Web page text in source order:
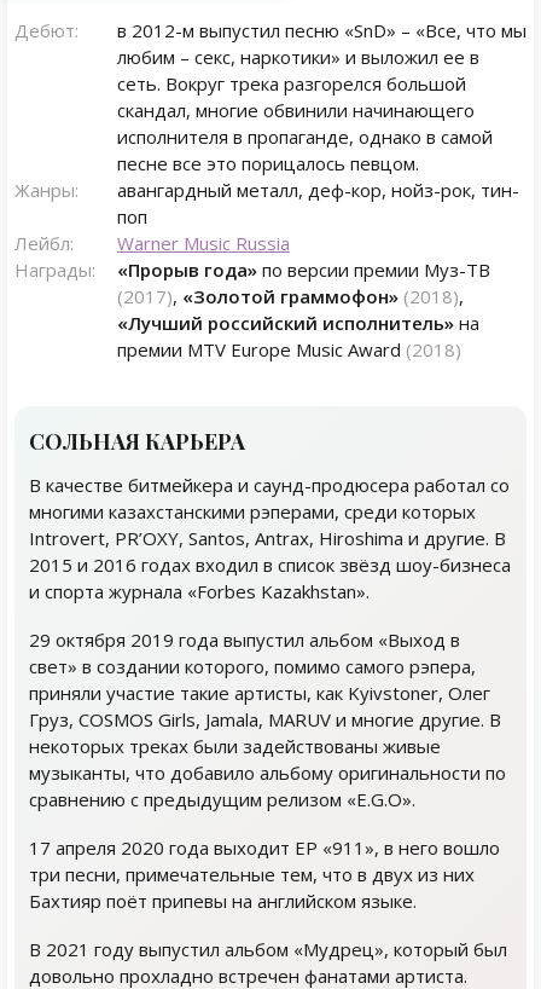
Дебют:
в 2012-м выпустил песню «SnD» – «Все, что мы
любим – секс, наркотики» и выложил ее в
сеть. Вокруг трека разгорелся большой
скандал, многие обвинили начинающего
исполнителя в пропаганде, однако в самой
песне все это порицалось певцом.
Жанры:
авангардный металл, деф-кор, нойз-рок, тин-
поп
Лейбл:
Warner Music Russia
Награды:
«Прорыв года» по версии премии Муз-ТВ
(2017), «Золотой граммофон» (2018),
«Лучший российский исполнитель» на
премии MTV Europe Music Award (2018)
СОЛЬНАЯ КАРЬЕРА
В качестве битмейкера и саунд-продюсера работал со
многими казахстанскими рэперами, среди которых
Introvert, PR’OXY, Santos, Antrax, Hiroshima и другие. В
2015 и 2016 годах входил в список звёзд шоу-бизнеса
и спорта журнала «Forbes Kazakhstan».
29 октября 2019 года выпустил альбом «Выход в
свет» в создании которого, помимо самого рэпера,
приняли участие такие артисты, как Kyivstoner, Олег
Груз, COSMOS Girls, Jamala, MARUV и многие другие. В
некоторых треках были задействованы живые
музыканты, что добавило альбому оригинальности по
сравнению с предыдущим релизом «E.G.O».
17 апреля 2020 года выходит EP «911», в него вошло
три песни, примечательные тем, что в двух из них
Бахтияр поёт припевы на английском языке.
В 2021 году выпустил альбом «Мудрец», который был
довольно прохладно встречен фанатами артиста.